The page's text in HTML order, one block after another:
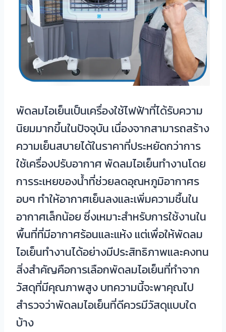
พัดลมไอเย็นเป็นเครื่องใช้ไฟฟ้าที่ได้รับความ
นิยมมากขึ้นในปัจจุบัน เนื่องจากสามารถสร้าง
ความเย็นสบายได้ในราคาที่ประหยัดกว่าการ
ใช้เครื่องปรับอากาศ พัดลมไอเย็นทำงานโดย
การระเหยของน้ำที่ช่วยลดอุณหภูมิอากาศร
อบๆ ทำให้อากาศเย็นลงและเพิ่มความชื้นใน
อากาศเล็กน้อย ซึ่งเหมาะสำหรับการใช้งานใน
พื้นที่ที่มีอากาศร้อนและแห้ง แต่เพื่อให้พัดลม
ไอเย็นทำงานได้อย่างมีประสิทธิภาพและคงทน
สิ่งสำคัญคือการเลือกพัดลมไอเย็นที่ทำจาก
วัสดุที่มีคุณภาพสูง บทความนี้จะพาคุณไป
สำรวจว่าพัดลมไอเย็นที่ดีควรมีวัสดุแบบใด
บ้าง